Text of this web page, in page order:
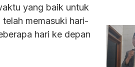
yang baik untuk
memasuki hari-
hari ke depan